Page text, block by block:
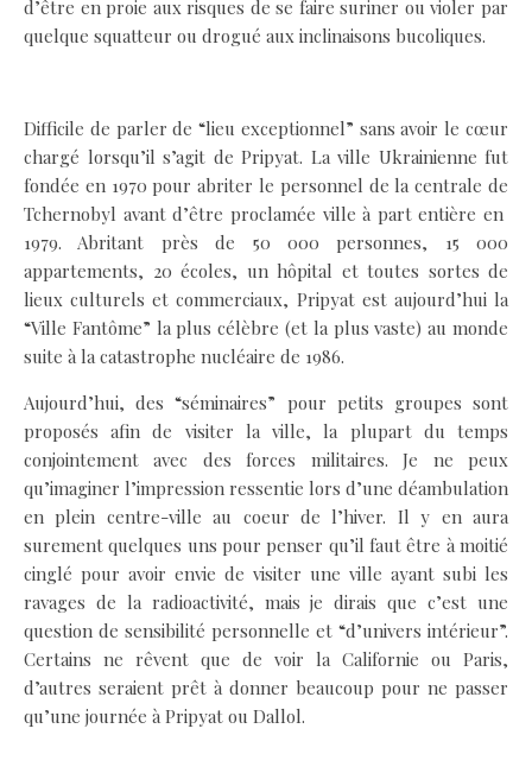
d’être en proie aux risques de se faire suriner ou violer par
quelque squatteur ou drogué aux inclinaisons bucoliques.
Difficile de parler de “lieu exceptionnel” sans avoir le cœur
chargé lorsqu’il s’agit de Pripyat. La ville Ukrainienne fut
fondée en 1970 pour abriter le personnel de la centrale de
Tchernobyl avant d’être proclamée ville à part entière en
1979. Abritant près de 50 000 personnes, 15 000
appartements, 20 écoles, un hôpital et toutes sortes de
lieux culturels et commerciaux, Pripyat est aujourd’hui la
“Ville Fantôme” la plus célèbre (et la plus vaste) au monde
suite à la catastrophe nucléaire de 1986.
Aujourd’hui, des “séminaires” pour petits groupes sont
proposés afin de visiter la ville, la plupart du temps
conjointement avec des forces militaires. Je ne peux
qu’imaginer l’impression ressentie lors d’une déambulation
en plein centre-ville au coeur de l’hiver. Il y en aura
surement quelques uns pour penser qu’il faut être à moitié
cinglé pour avoir envie de visiter une ville ayant subi les
ravages de la radioactivité, mais je dirais que c’est une
question de sensibilité personnelle et “d’univers intérieur”.
Certains ne rêvent que de voir la Californie ou Paris,
d’autres seraient prêt à donner beaucoup pour ne passer
qu’une journée à Pripyat ou Dallol.